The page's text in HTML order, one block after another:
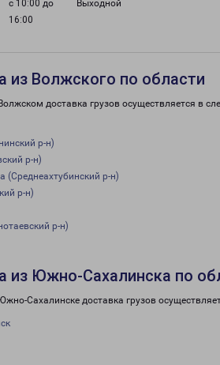
с 10:00 до
16:00
Выходной
из Волжского по области
доставка грузов осуществляется в
р-н)
р-н)
(Среднеахтубинский р-н)
р-н)
р-н)
из Южно-Сахалинска по
Сахалинске доставка грузов